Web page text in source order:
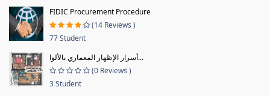
FIDIC Procurement Procedure
(14 Reviews )
77 Student
أسرار الإظهار المعماري بالألوا...
(0 Reviews )
3 Student